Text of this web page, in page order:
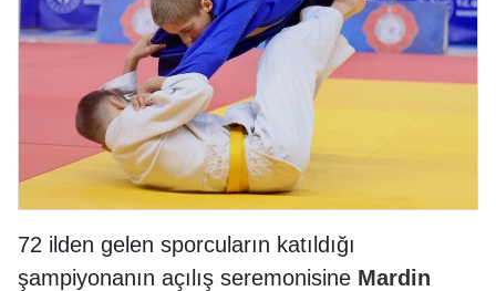
72 ilden gelen sporcuların katıldığı
şampiyonanın açılış seremonisine Mardin